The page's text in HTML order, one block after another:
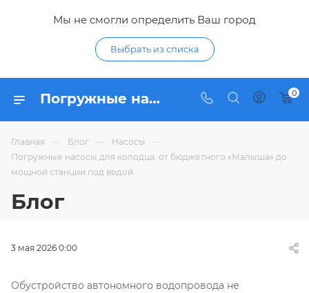
Мы не смогли определить Ваш город
Выбрать из списка
Погружные насосы для колодца: от бюджетного «Малыша» до мощной станции под водой 0
Главная — Блог — Насосы —
Погружные насосы для колодца: от бюджетного «Малыша» до
мощной станции под водой
Блог
3 мая 2026 0:00
Обустройство автономного водопровода не